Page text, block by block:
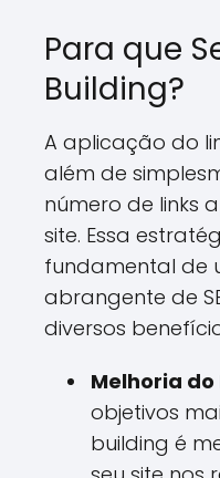
Para que
Building?
A aplicação do
além de
número de links
site. Essa
fundamental de
abrangente de
diversos
Melhoria do
objetivos
building é